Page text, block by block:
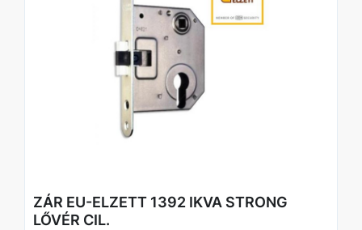
ZÁR EU-ELZETT 1392 IKVA STRONG
LŐVÉR CIL.